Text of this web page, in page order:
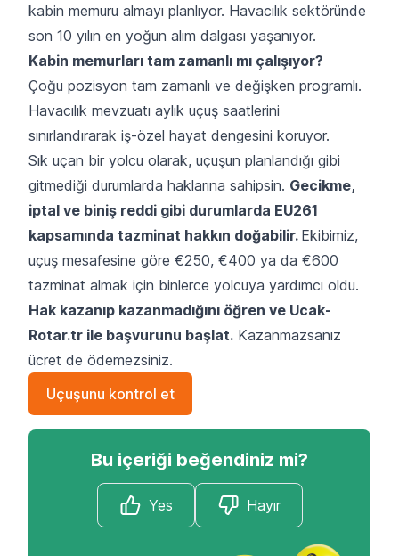
kabin memuru almayı planlıyor. Havacılık sektöründe
son 10 yılın en yoğun alım dalgası yaşanıyor.
Kabin memurları tam zamanlı mı çalışıyor?
Çoğu pozisyon tam zamanlı ve değişken programlı.
Havacılık mevzuatı aylık uçuş saatlerini
sınırlandırarak iş-özel hayat dengesini koruyor.
Sık uçan bir yolcu olarak, uçuşun planlandığı gibi
gitmediği durumlarda haklarına sahipsin. Gecikme,
iptal ve biniş reddi gibi durumlarda EU261
kapsamında tazminat hakkın doğabilir. Ekibimiz,
uçuş mesafesine göre €250, €400 ya da €600
tazminat almak için binlerce yolcuya yardımcı oldu.
Hak kazanıp kazanmadığını öğren ve Ucak-
Rotar.tr ile başvurunu başlat. Kazanmazsanız
ücret de ödemezsiniz.
Uçuşunu kontrol et
Bu içeriği beğendiniz mi?
Yes Hayır